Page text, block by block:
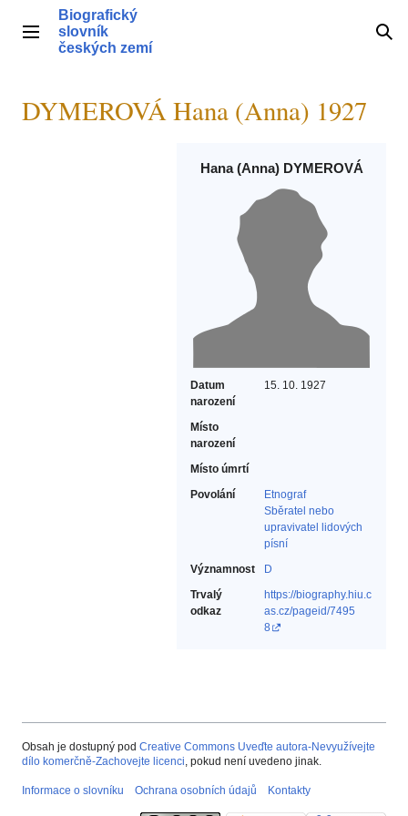
obsahHlavní menu
Biografický
slovník
českých zemí
DYMEROVÁ Hana (Anna) 1927
Hana (Anna) DYMEROVÁ
Datum
narození
15. 10. 1927
Místo
narození
Místo úmrtí
Povolání
Etnograf‎
Sběratel nebo
upravivatel lidových
písní‎
Významnost
D
Trvalý
odkaz
https://biography.hiu.c
as.cz/pageid/7495
8
Obsah je dostupný pod Creative Commons Uveďte autora-Nevyužívejte
dílo komerčně-Zachovejte licenci, pokud není uvedeno jinak.
Informace o slovníku Ochrana osobních údajů Kontakty